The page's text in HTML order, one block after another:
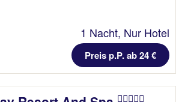
1 Nacht, Nur Hotel
Preis p.P. ab 24 €